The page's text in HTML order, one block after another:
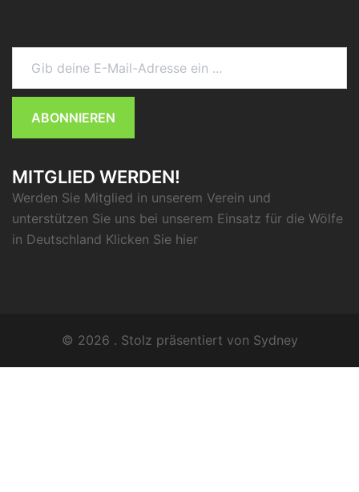
Gib deine E-Mail-Adresse ein ...
ABONNIEREN
MITGLIED WERDEN!
Werden Sie Mitglied in unserem Verein und
unterstützen Sie uns bei unserem Einsatz für die Wölfe
in Deutschland Klicken Sie hier
© 2026 . Stolz präsentiert von Sydney